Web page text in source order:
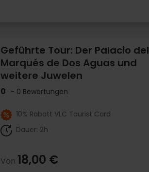
Geführte Tour: Der Palacio del
Marqués de Dos Aguas und
weitere Juwelen
0 - 0 Bewertungen
10% Rabatt VLC Tourist Card
Dauer: 2h
Von 18,00 €